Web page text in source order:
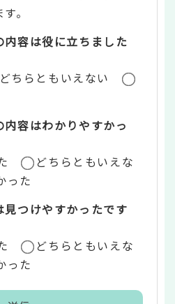
。
容は役に立ちました
どちらともいえない
容はわかりやすかっ
どちらともいえな
った
つけやすかったです
どちらともいえな
った